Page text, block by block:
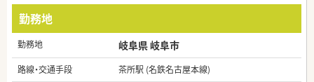
勤務地
勤務地 岐阜県 岐阜市
路線・交通手段
茶所駅 (名鉄名古屋本線)